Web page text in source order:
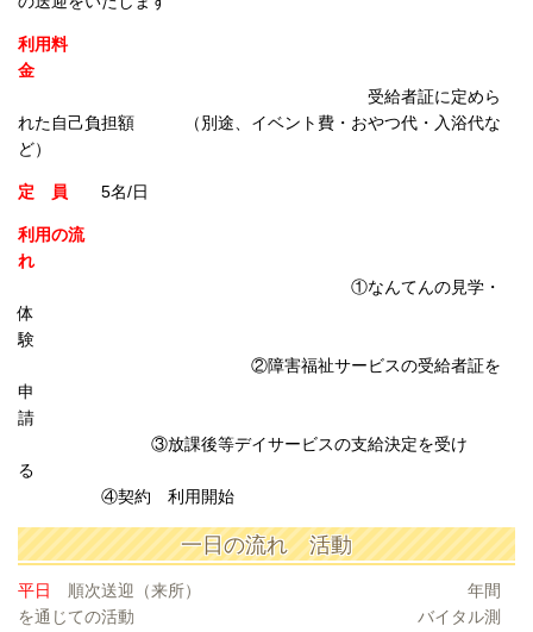
利用料
金
受給者証に定めら
れた自己負担額 （別途、イベント費・おやつ代・入浴代な
ど）
定 員 5名/日
利用の流
れ
①なんてんの見学・
体
験
②障害福祉サービスの受給者証を
申
請
③放課後等デイサービスの支給決定を受け
る
④契約 利用開始
一日の流れ 活動
平日
順次送迎（来所） 年間
を通じての活動 バイタル測